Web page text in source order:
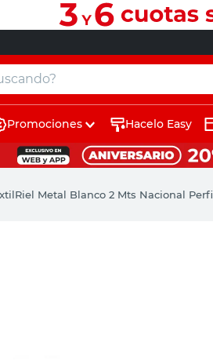
Promociones Hacelo Easy
Riel Metal Blanco 2 Mts Nacional